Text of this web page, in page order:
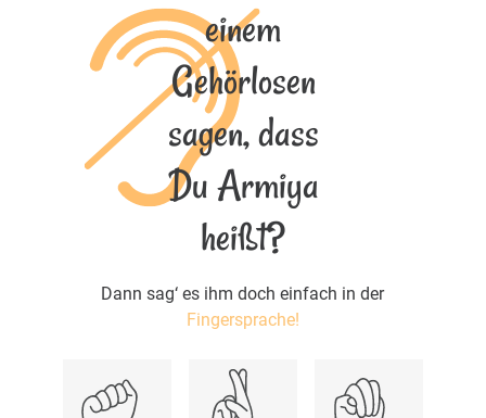
einem
Gehörlosen
sagen, dass
Du Armiya
heißt?
Dann sag‘ es ihm doch einfach in der
Fingersprache!